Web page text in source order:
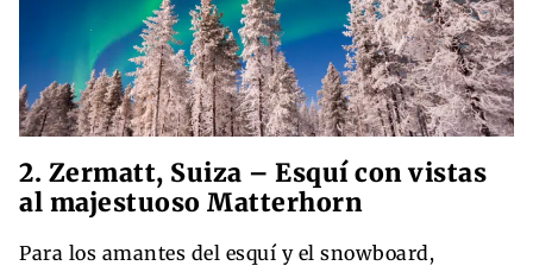
2. Zermatt, Suiza – Esquí con vistas
al majestuoso Matterhorn
Para los amantes del esquí y el snowboard,